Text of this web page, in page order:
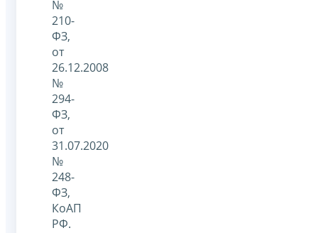
№
210-
ФЗ,
от
26.12.2008
№
294-
ФЗ,
от
31.07.2020
№
248-
ФЗ,
КоАП
РФ.